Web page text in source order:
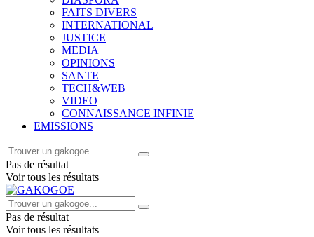
FAITS DIVERS
INTERNATIONAL
JUSTICE
MEDIA
OPINIONS
SANTE
TECH&WEB
VIDEO
CONNAISSANCE INFINIE
EMISSIONS
Pas de résultat
Voir tous les résultats
Pas de résultat
Voir tous les résultats